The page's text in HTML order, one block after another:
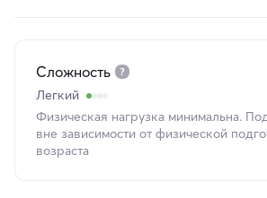
Сложность
Легкий
Физическая нагрузка минимальна.
вне зависимости от физической
возраста